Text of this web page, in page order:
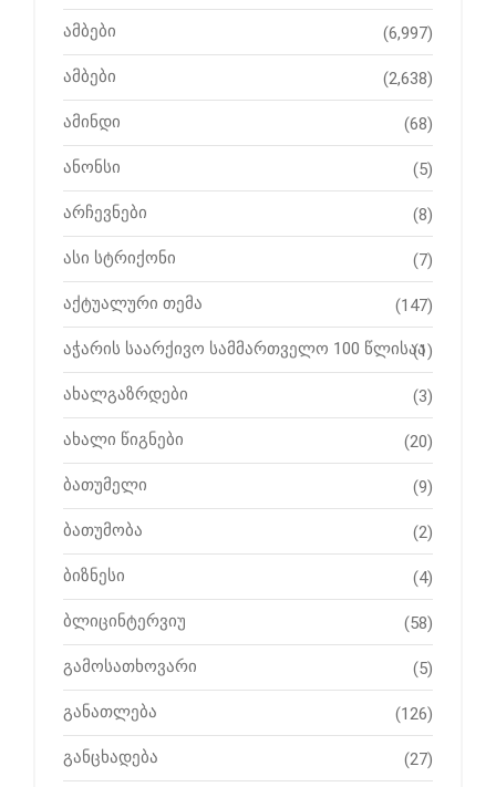
ამბები (6,997)
ამბები (2,638)
ამინდი (68)
ანონსი (5)
არჩევნები (8)
ასი სტრიქონი (7)
აქტუალური თემა (147)
აჭარის საარქივო სამმართველო 100 წლისაა
(1)
ახალგაზრდები (3)
ახალი წიგნები (20)
ბათუმელი (9)
ბათუმობა (2)
ბიზნესი (4)
ბლიცინტერვიუ (58)
გამოსათხოვარი (5)
განათლება (126)
განცხადება (27)